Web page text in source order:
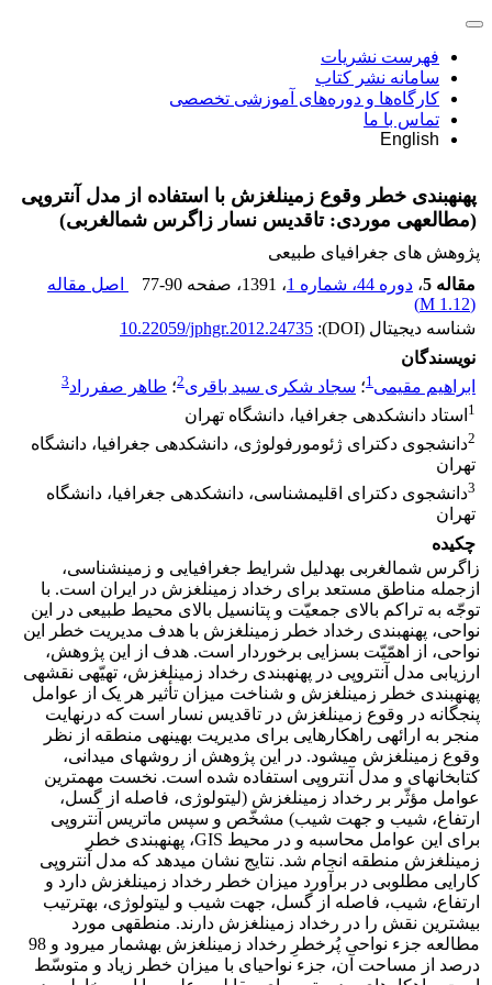
فهرست نشریات
سامانه نشر کتاب
کارگاه‌ها و دوره‌های آموزشی تخصصی
تماس با ما
English
پهنه‎بندی خطر وقوع زمین‎لغزش با استفاده از مدل آنتروپی
(مطالعه‎ی موردی: تاقدیس نسار زاگرس شمال‎غربی)
پژوهش های جغرافیای طبیعی
مقاله 5
، دوره 44، شماره 1 ، 1391 ، صفحه 77-90
اصل مقاله
(
1.12 M
)
شناسه دیجیتال (DOI):
10.22059/jphgr.2012.24735
نویسندگان
ابراهیم مقیمی1؛ سجاد شکری سید باقری2؛ طاهر صفرراد3
1 استاد دانشکده‎ی جغرافیا، دانشگاه تهران
2
دانشجوی دکترای ژئومورفولوژی، دانشکده‎ی جغرافیا، دانشگاه
تهران
3
دانشجوی دکترای اقلیم‎شناسی، دانشکده‎ی جغرافیا، دانشگاه
تهران
چکیده
زاگرس شمال‎غربی به‎دلیل شرایط جغرافیایی و زمین‎شناسی،
ازجمله مناطق مستعد برای رخداد زمین‎لغزش در ایران است. با
توجّه به تراکم بالای جمعیّت و پتانسیل بالای محیط طبیعی در این
نواحی، پهنه‎بندی رخداد خطر زمین‎لغزش با هدف مدیریت خطر این
نواحی، از اهمّیّت بسزایی برخوردار است. هدف از این پژوهش،
ارزیابی مدل آنتروپی در پهنه‎بندی رخداد زمین‎لغزش، تهیّه‎ی نقشه‎ی
پهنه‎بندی خطر زمین‎لغزش و شناخت میزان تأثیر هر یک از عوامل
پنج‎گانه در وقوع زمین‎لغزش در تاقدیس نسار است که درنهایت
منجر به ارائه‎ی راهکارهایی برای مدیریت بهینه‎ی منطقه از نظر
وقوع زمین‎لغزش می‎شود. در این پژوهش از روش‎های میدانی،
کتابخانه‎ای و مدل آنتروپی استفاده شده است. نخست مهم‎ترین
عوامل مؤثّر بر رخداد زمین‎لغزش (لیتولوژی، فاصله از گسل،
ارتفاع، شیب و جهت شیب) مشخّص و سپس ماتریس آنتروپی
برای این عوامل محاسبه و در محیط GIS، پهنه‎بندی خطر
زمین‎لغزش منطقه انجام شد. نتایج نشان می‎دهد که مدل آنتروپی
کارایی مطلوبی در برآورد میزان خطر رخداد زمین‎لغزش دارد و
ارتفاع، شیب، فاصله از گسل، جهت شیب و لیتولوژی، به‎ترتیب
بیشترین نقش را در رخداد زمین‎لغزش دارند. منطقه‎ی مورد
مطالعه جزء نواحی پُرخطرِ رخداد زمین‎لغزش به‎شمار می‎رود و 98
درصد از مساحت آن، جزء نواحی‎ای با میزان خطر زیاد و متوسّط